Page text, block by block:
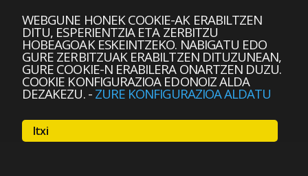
WEBGUNE HONEK COOKIE-AK ERABILTZEN
DITU, ESPERIENTZIA ETA ZERBITZU
HOBEAGOAK ESKEINTZEKO. NABIGATU EDO
GURE ZERBITZUAK ERABILTZEN DITUZUNEAN,
GURE COOKIE-N ERABILERA ONARTZEN DUZU.
COOKIE KONFIGURAZIOA EDONOIZ ALDA
DEZAKEZU.- ZURE KONFIGURAZIOA ALDATU
Itxi